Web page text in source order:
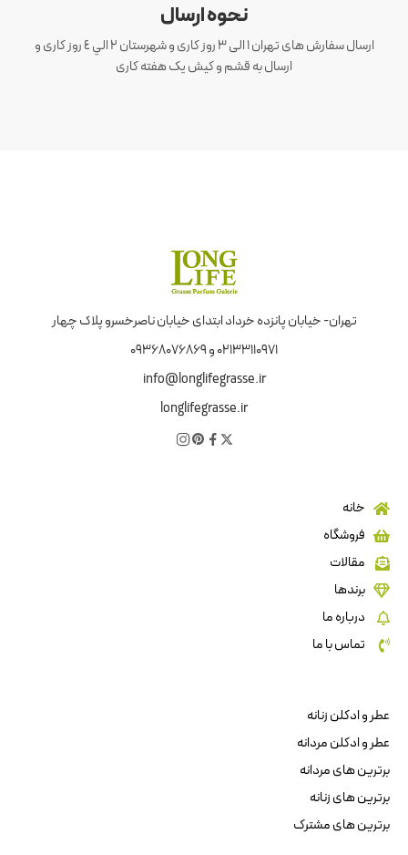
نحوه ارسال
ارسال سفارش های تهران 1 الی 3 روز کاری و شهرستان ٢ الي ٤ روز کاری و
ارسال به قشم و کیش یک هفته کاری
تهران- خیابان پانزده خرداد ابتدای خیابان ناصرخسرو پلاک چهار
02133110971 و 09368076869
info@longlifegrasse.ir
longlifegrasse.ir
خانه
فروشگاه
مقالات
برندها
درباره ما
تماس با ما
عطر و ادکلن زنانه
عطر و ادکلن مردانه
برترین های مردانه
برترین های زنانه
برترین های مشترک